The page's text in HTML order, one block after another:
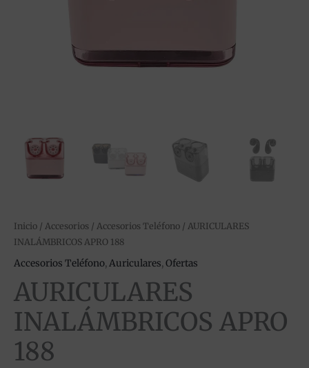
Inicio / Accesorios / Accesorios Teléfono / AURICULARES
INALÁMBRICOS APRO 188
Accesorios Teléfono,Auriculares,Ofertas
AURICULARES
INALÁMBRICOS APRO
188